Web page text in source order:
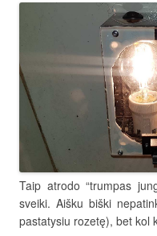
Taip atrodo “trumpas
sveiki. Aišku biški
pastatysiu rozetę), bet kol